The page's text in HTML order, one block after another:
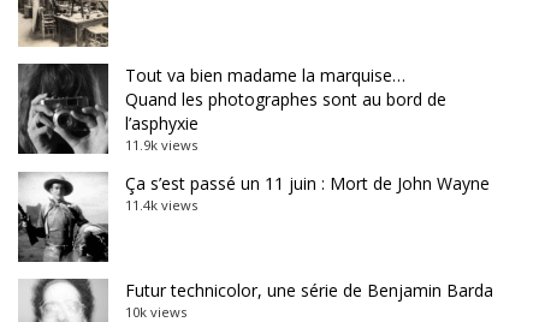
Tout va bien madame la marquise…
Quand les photographes sont au bord de
l’asphyxie
11.9k views
Ça s’est passé un 11 juin : Mort de John Wayne
11.4k views
Futur technicolor, une série de Benjamin Barda
10k views